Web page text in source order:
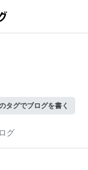
タグでブログを書く
グ